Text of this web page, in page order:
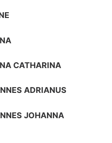
CATHARINA
ADRIANUS
JOHANNA